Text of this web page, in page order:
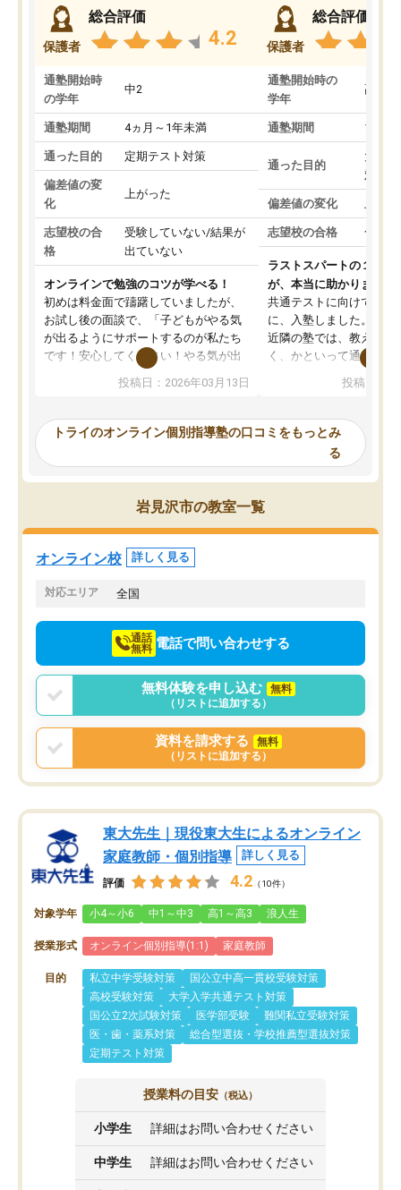
保護者
総合評価
4.2
通塾開始時
の学年
中2
通塾期間 4ヵ月～1年未満
通った目的 定期テスト対策
偏差値の変
化
上がった
志望校の合
格
受験していない/結果が
出ていない
オンラインで勉強のコツが学べる！
初めは料金面で躊躇していましたが、
お試し後の面談で、「子どもがやる気
が出るようにサポートするのが私たち
です！安心してください！やる気が出
ないのは私たち講師の責任です」と言
ってくださり、確かに！と考えて、思
ったんですが、学生の先生から学ぶこ
み、徐々に成績が上がったらいいなと
思っていました。何が今足りないのか
を的確に指導いただき、子どももびっ
くりするほど楽しんでやる気を持って
塾を受けています。狙い通り、少しず
つ成績も上がり、苦手意識も無くなっ
てきたので、さらに苦手な数学も追加
でお願いしました。来年の高校受験に
投稿日：2026年03月13日
保護者
総合評価
通塾開始時の
学年
高3
通塾期間 1～3
通った目的
大学
対策
偏差値の変化
志望校の合格 合格
ラストスパートの１か月
が、本当に助かりました
共通テストに向けての追
に、入塾しました。田舎
近隣の塾では、教えても
く、かといって通うには
可能なので本当に助か
らないところをピンポイ
頂いて、とてもわかり
していました。一生を
スト、多少お金がかかっ
投稿日：
トライのオンライン個別指導塾の口コミをもっとみ
る
岩見沢市の教室一覧
オンライン校 詳しく見る
対応エリア 全国
通話
無料 電話で問い合わせする
無料体験を申し込む
無料
（リストに追加する）
資料を請求する
無料
（リストに追加する）
東大先生｜現役東大生によるオンライン
家庭教師・個別指導
詳しく見る
評価 4.2 （10件）
対象学年 小4～小6 中1～中3 高1～高3 浪人生
授業形式 オンライン個別指導(1:1) 家庭教師
目的 私立中学受験対策
国公立中高一貫校受験対策
高校受験対策
大学入学共通テスト対策
国公立2次試験対策
医学部受験
難関私立受験対策
医・歯・薬系対策
総合型選抜・学校推薦型選抜対策
定期テスト対策
授業料の目安 （税込）
小学生 詳細はお問い合わせください
中学生 詳細はお問い合わせください